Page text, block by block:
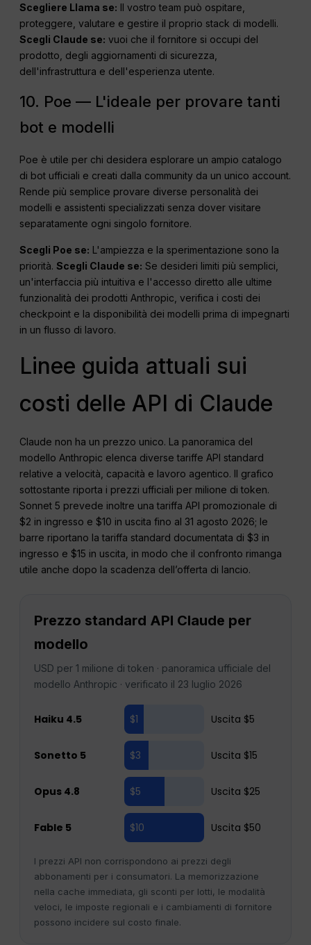
Scegliere Llama se: Il vostro team può ospitare,
proteggere, valutare e gestire il proprio stack di modelli.
Scegli Claude se: vuoi che il fornitore si occupi del
prodotto, degli aggiornamenti di sicurezza,
dell'infrastruttura e dell'esperienza utente.
10. Poe — L'ideale per provare tanti
bot e modelli
Poe è utile per chi desidera esplorare un ampio catalogo
di bot ufficiali e creati dalla community da un unico account.
Rende più semplice provare diverse personalità dei
modelli e assistenti specializzati senza dover visitare
separatamente ogni singolo fornitore.
Scegli Poe se: L'ampiezza e la sperimentazione sono la
priorità.Scegli Claude se: Se desideri limiti più semplici,
un'interfaccia più intuitiva e l'accesso diretto alle ultime
funzionalità dei prodotti Anthropic, verifica i costi dei
checkpoint e la disponibilità dei modelli prima di impegnarti
in un flusso di lavoro.
Linee guida attuali sui
costi delle API di Claude
Claude non ha un prezzo unico. La panoramica del
modello Anthropic elenca diverse tariffe API standard
relative a velocità, capacità e lavoro agentico. Il grafico
sottostante riporta i prezzi ufficiali per milione di token.
Sonnet 5 prevede inoltre una tariffa API promozionale di
$2 in ingresso e $10 in uscita fino al 31 agosto 2026; le
barre riportano la tariffa standard documentata di $3 in
ingresso e $15 in uscita, in modo che il confronto rimanga
utile anche dopo la scadenza dell’offerta di lancio.
Prezzo standard API Claude per
modello
USD per 1 milione di token · panoramica ufficiale del
modello Anthropic · verificato il 23 luglio 2026
Haiku 4.5 $1 Uscita $5
Sonetto 5 $3 Uscita $15
Opus 4.8 $5 Uscita $25
Fable 5 $10 Uscita $50
I prezzi API non corrispondono ai prezzi degli
abbonamenti per i consumatori. La memorizzazione
nella cache immediata, gli sconti per lotti, le modalità
veloci, le imposte regionali e i cambiamenti di fornitore
possono incidere sul costo finale.